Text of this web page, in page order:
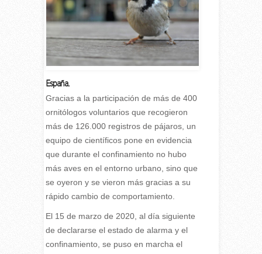
España.
Gracias a la participación de más de 400
ornitólogos voluntarios que recogieron
más de 126.000 registros de pájaros, un
equipo de científicos pone en evidencia
que durante el confinamiento no hubo
más aves en el entorno urbano, sino que
se oyeron y se vieron más gracias a su
rápido cambio de comportamiento.
El 15 de marzo de 2020, al día siguiente
de declararse el estado de alarma y el
confinamiento, se puso en marcha el